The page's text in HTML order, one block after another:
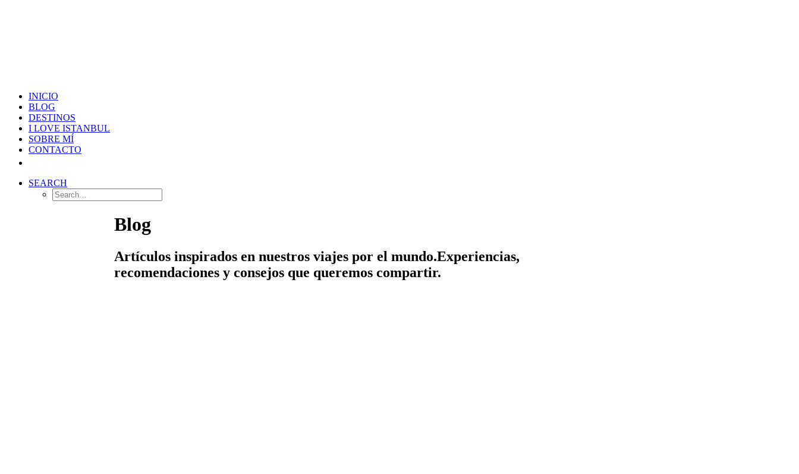
INICIO
BLOG
DESTINOS
I LOVE ISTANBUL
SOBRE MÍ
CONTACTO
SEARCH
Blog
Artículos inspirados en nuestros viajes por el mundo.Experiencias,
recomendaciones y consejos que queremos compartir.